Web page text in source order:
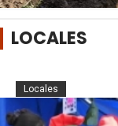
LOCALES
Locales